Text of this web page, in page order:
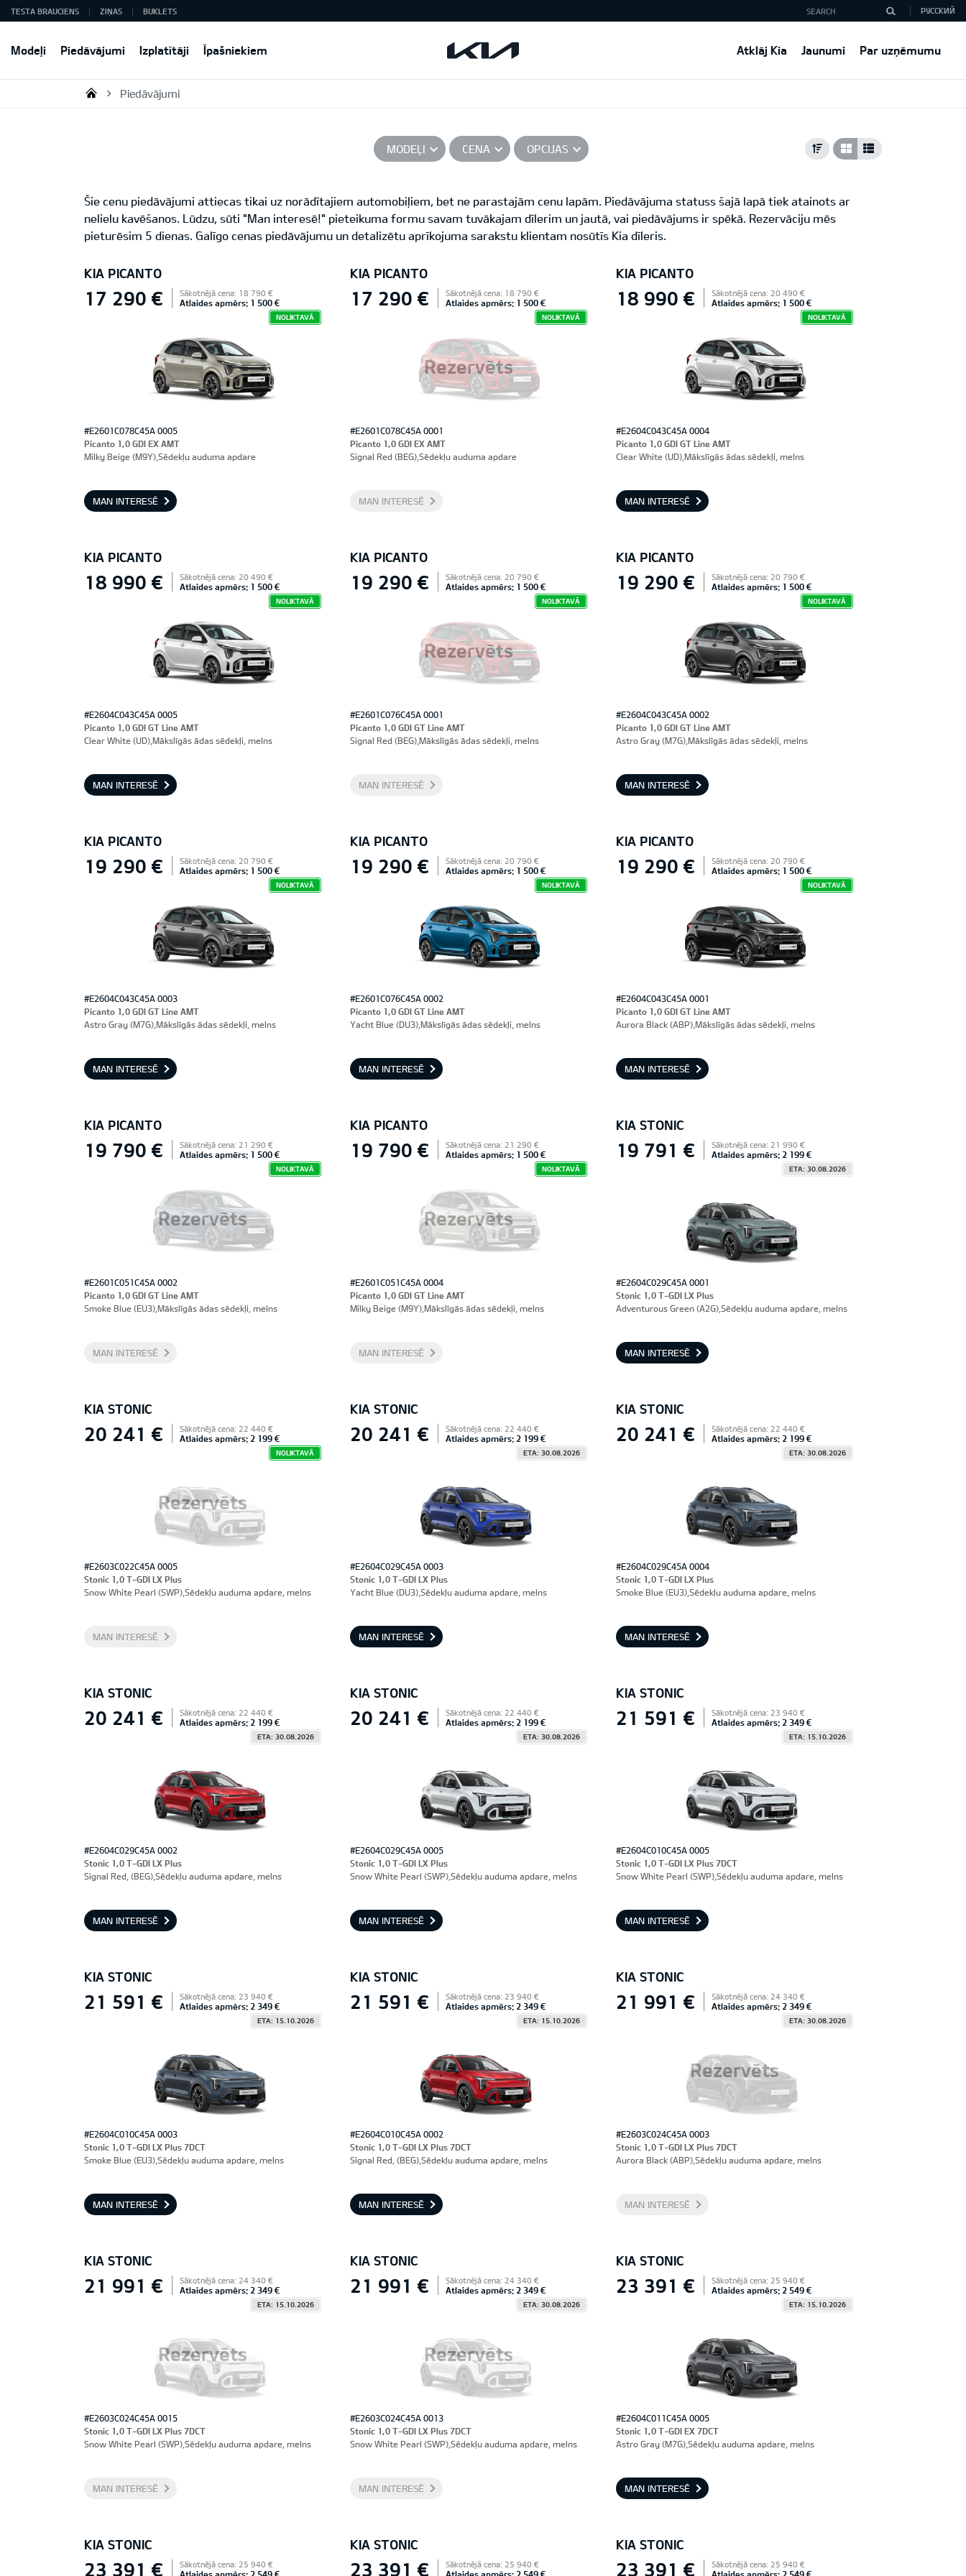
Modeļi Piedāvājumi Izplatītāji Īpašniekiem Atklāj Kia Jaunumi Par uzņēmumu
TESTA BRAUCIENS ZIŅAS BUKLETS РУССКИЙ
KIA AUTO AS
Piedāvājumi
MODEĻI CENA OPCIJAS
Šie cenu piedāvājumi attiecas tikai uz norādītajiem automobiļiem, bet ne parastajām cenu lapām. Piedāvājuma statuss šajā lapā tiek atainots ar
nelielu kavēšanos. Lūdzu, sūti "Man interesē!" pieteikuma formu savam tuvākajam dīlerim un jautā, vai piedāvājums ir spēkā. Rezervāciju mēs
pieturēsim 5 dienas. Galīgo cenas piedāvājumu un detalizētu aprīkojuma sarakstu klientam nosūtīs Kia dīleris.
KIA PICANTO
17 290 € Sākotnējā cena: 18 790 €
Atlaides apmērs: 1 500 €
NOLIKTAVĀ
#E2601C078C45A 0005
Picanto 1,0 GDI EX AMT
Milky Beige (M9Y),Sēdekļu auduma apdare
MAN INTERESĒ
KIA PICANTO
Rezervēts
17 290 € Sākotnējā cena: 18 790 €
Atlaides apmērs: 1 500 €
NOLIKTAVĀ
#E2601C078C45A 0001
Picanto 1,0 GDI EX AMT
Signal Red (BEG),Sēdekļu auduma apdare
MAN INTERESĒ
KIA PICANTO
18 990 € Sākotnējā cena: 20 490 €
Atlaides apmērs: 1 500 €
NOLIKTAVĀ
#E2604C043C45A 0004
Picanto 1,0 GDI GT Line AMT
Clear White (UD),Mākslīgās ādas sēdekļi, melns
MAN INTERESĒ
KIA PICANTO
18 990 € Sākotnējā cena: 20 490 €
Atlaides apmērs: 1 500 €
NOLIKTAVĀ
#E2604C043C45A 0005
Picanto 1,0 GDI GT Line AMT
Clear White (UD),Mākslīgās ādas sēdekļi, melns
MAN INTERESĒ
KIA PICANTO
Rezervēts
19 290 € Sākotnējā cena: 20 790 €
Atlaides apmērs: 1 500 €
NOLIKTAVĀ
#E2601C076C45A 0001
Picanto 1,0 GDI GT Line AMT
Signal Red (BEG),Mākslīgās ādas sēdekļi, melns
MAN INTERESĒ
KIA PICANTO
19 290 € Sākotnējā cena: 20 790 €
Atlaides apmērs: 1 500 €
NOLIKTAVĀ
#E2604C043C45A 0002
Picanto 1,0 GDI GT Line AMT
Astro Gray (M7G),Mākslīgās ādas sēdekļi, melns
MAN INTERESĒ
KIA PICANTO
19 290 € Sākotnējā cena: 20 790 €
Atlaides apmērs: 1 500 €
NOLIKTAVĀ
#E2604C043C45A 0003
Picanto 1,0 GDI GT Line AMT
Astro Gray (M7G),Mākslīgās ādas sēdekļi, melns
MAN INTERESĒ
KIA PICANTO
19 290 € Sākotnējā cena: 20 790 €
Atlaides apmērs: 1 500 €
NOLIKTAVĀ
#E2601C076C45A 0002
Picanto 1,0 GDI GT Line AMT
Yacht Blue (DU3),Mākslīgās ādas sēdekļi, melns
MAN INTERESĒ
KIA PICANTO
19 290 € Sākotnējā cena: 20 790 €
Atlaides apmērs: 1 500 €
NOLIKTAVĀ
#E2604C043C45A 0001
Picanto 1,0 GDI GT Line AMT
Aurora Black (ABP),Mākslīgās ādas sēdekļi, melns
MAN INTERESĒ
KIA PICANTO
Rezervēts
19 790 € Sākotnējā cena: 21 290 €
Atlaides apmērs: 1 500 €
NOLIKTAVĀ
#E2601C051C45A 0002
Picanto 1,0 GDI GT Line AMT
Smoke Blue (EU3),Mākslīgās ādas sēdekļi, melns
MAN INTERESĒ
KIA PICANTO
Rezervēts
19 790 € Sākotnējā cena: 21 290 €
Atlaides apmērs: 1 500 €
NOLIKTAVĀ
#E2601C051C45A 0004
Picanto 1,0 GDI GT Line AMT
Milky Beige (M9Y),Mākslīgās ādas sēdekļi, melns
MAN INTERESĒ
KIA STONIC
19 791 € Sākotnējā cena: 21 990 €
Atlaides apmērs: 2 199 €
ETA: 30.08.2026
#E2604C029C45A 0001
Stonic 1,0 T-GDI LX Plus
Adventurous Green (A2G),Sēdekļu auduma apdare, melns
MAN INTERESĒ
KIA STONIC
Rezervēts
20 241 € Sākotnējā cena: 22 440 €
Atlaides apmērs: 2 199 €
NOLIKTAVĀ
#E2603C022C45A 0005
Stonic 1,0 T-GDI LX Plus
Snow White Pearl (SWP),Sēdekļu auduma apdare, melns
MAN INTERESĒ
KIA STONIC
20 241 € Sākotnējā cena: 22 440 €
Atlaides apmērs: 2 199 €
ETA: 30.08.2026
#E2604C029C45A 0003
Stonic 1,0 T-GDI LX Plus
Yacht Blue (DU3),Sēdekļu auduma apdare, melns
MAN INTERESĒ
KIA STONIC
20 241 € Sākotnējā cena: 22 440 €
Atlaides apmērs: 2 199 €
ETA: 30.08.2026
#E2604C029C45A 0004
Stonic 1,0 T-GDI LX Plus
Smoke Blue (EU3),Sēdekļu auduma apdare, melns
MAN INTERESĒ
KIA STONIC
20 241 € Sākotnējā cena: 22 440 €
Atlaides apmērs: 2 199 €
ETA: 30.08.2026
#E2604C029C45A 0002
Stonic 1,0 T-GDI LX Plus
Signal Red, (BEG),Sēdekļu auduma apdare, melns
MAN INTERESĒ
KIA STONIC
20 241 € Sākotnējā cena: 22 440 €
Atlaides apmērs: 2 199 €
ETA: 30.08.2026
#E2604C029C45A 0005
Stonic 1,0 T-GDI LX Plus
Snow White Pearl (SWP),Sēdekļu auduma apdare, melns
MAN INTERESĒ
KIA STONIC
21 591 € Sākotnējā cena: 23 940 €
Atlaides apmērs: 2 349 €
ETA: 15.10.2026
#E2604C010C45A 0005
Stonic 1,0 T-GDI LX Plus 7DCT
Snow White Pearl (SWP),Sēdekļu auduma apdare, melns
MAN INTERESĒ
KIA STONIC
21 591 € Sākotnējā cena: 23 940 €
Atlaides apmērs: 2 349 €
ETA: 15.10.2026
#E2604C010C45A 0003
Stonic 1,0 T-GDI LX Plus 7DCT
Smoke Blue (EU3),Sēdekļu auduma apdare, melns
MAN INTERESĒ
KIA STONIC
21 591 € Sākotnējā cena: 23 940 €
Atlaides apmērs: 2 349 €
ETA: 15.10.2026
#E2604C010C45A 0002
Stonic 1,0 T-GDI LX Plus 7DCT
Signal Red, (BEG),Sēdekļu auduma apdare, melns
MAN INTERESĒ
KIA STONIC
Rezervēts
21 991 € Sākotnējā cena: 24 340 €
Atlaides apmērs: 2 349 €
ETA: 30.08.2026
#E2603C024C45A 0003
Stonic 1,0 T-GDI LX Plus 7DCT
Aurora Black (ABP),Sēdekļu auduma apdare, melns
MAN INTERESĒ
KIA STONIC
Rezervēts
21 991 € Sākotnējā cena: 24 340 €
Atlaides apmērs: 2 349 €
ETA: 15.10.2026
#E2603C024C45A 0015
Stonic 1,0 T-GDI LX Plus 7DCT
Snow White Pearl (SWP),Sēdekļu auduma apdare, melns
MAN INTERESĒ
KIA STONIC
Rezervēts
21 991 € Sākotnējā cena: 24 340 €
Atlaides apmērs: 2 349 €
ETA: 30.08.2026
#E2603C024C45A 0013
Stonic 1,0 T-GDI LX Plus 7DCT
Snow White Pearl (SWP),Sēdekļu auduma apdare, melns
MAN INTERESĒ
KIA STONIC
23 391 € Sākotnējā cena: 25 940 €
Atlaides apmērs: 2 549 €
ETA: 15.10.2026
#E2604C011C45A 0005
Stonic 1,0 T-GDI EX 7DCT
Astro Gray (M7G),Sēdekļu auduma apdare, melns
MAN INTERESĒ
KIA STONIC
23 391 € Sākotnējā cena: 25 940 €
Atlaides apmērs: 2 549 €
KIA STONIC
23 391 € Sākotnējā cena: 25 940 €
Atlaides apmērs: 2 549 €
KIA STONIC
23 391 € Sākotnējā cena: 25 940 €
Atlaides apmērs: 2 549 €